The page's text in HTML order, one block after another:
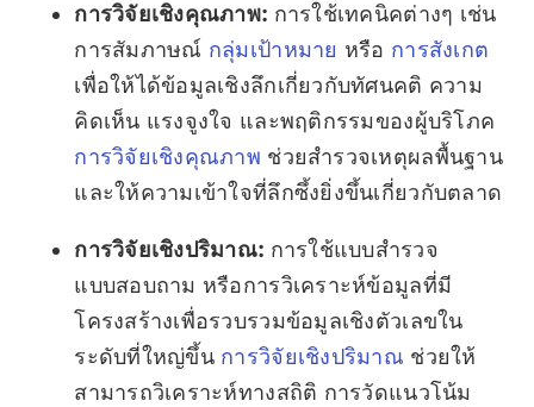
การวิจัยเชิงคุณภาพ: การใช้เทคนิคต่างๆ เช่น
การสัมภาษณ์ กลุ่มเป้าหมาย หรือ การสังเกต
เพื่อให้ได้ข้อมูลเชิงลึกเกี่ยวกับทัศนคติ ความ
คิดเห็น แรงจูงใจ และพฤติกรรมของผู้บริโภค
การวิจัยเชิงคุณภาพ ช่วยสำรวจเหตุผลพื้นฐาน
และให้ความเข้าใจที่ลึกซึ้งยิ่งขึ้นเกี่ยวกับตลาด
การวิจัยเชิงปริมาณ: การใช้แบบสำรวจ
แบบสอบถาม หรือการวิเคราะห์ข้อมูลที่มี
โครงสร้างเพื่อรวบรวมข้อมูลเชิงตัวเลขใน
ระดับที่ใหญ่ขึ้น การวิจัยเชิงปริมาณ ช่วยให้
สามารถวิเคราะห์ทางสถิติ การวัดแนวโน้ม